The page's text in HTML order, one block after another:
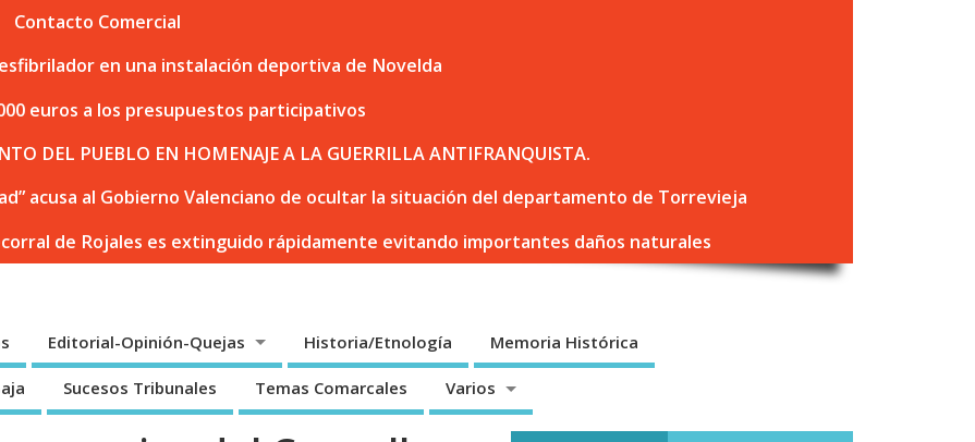
Contacto Comercial
en una instalación deportiva de Novelda
euros a los presupuestos participativos
DEL PUEBLO EN HOMENAJE A LA GUERRILLA ANTIFRANQUISTA.
acusa al Gobierno Valenciano de ocultar la situación del departamento de Torrevieja
de Rojales es extinguido rápidamente evitando importantes daños naturales
Editorial-Opinión-Quejas Historia/Etnología Memoria Histórica
Sucesos Tribunales Temas Comarcales Varios